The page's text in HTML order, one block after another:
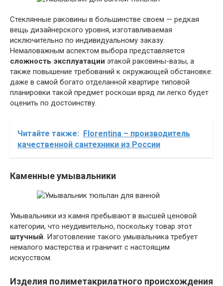
Стеклянные раковины в большинстве своем — редкая
вещь дизайнерского уровня, изготавливаемая
исключительно по индивидуальному заказу.
Немаловажным аспектом выбора представляется
сложность эксплуатации этакой раковины-вазы, а
также повышение требований к окружающей обстановке:
даже в самой богато отделанной квартире типовой
планировки такой предмет роскоши вряд ли легко будет
оценить по достоинству.
Читайте также: Florentina – производитель
качественной сантехники из России
Каменные умывальники
Умывальники из камня пребывают в высшей ценовой
категории, что неудивительно, поскольку товар этот
штучный. Изготовление такого умывальника требует
немалого мастерства и граничит с настоящим
искусством.
Изделия полиметакрилатного происхождения